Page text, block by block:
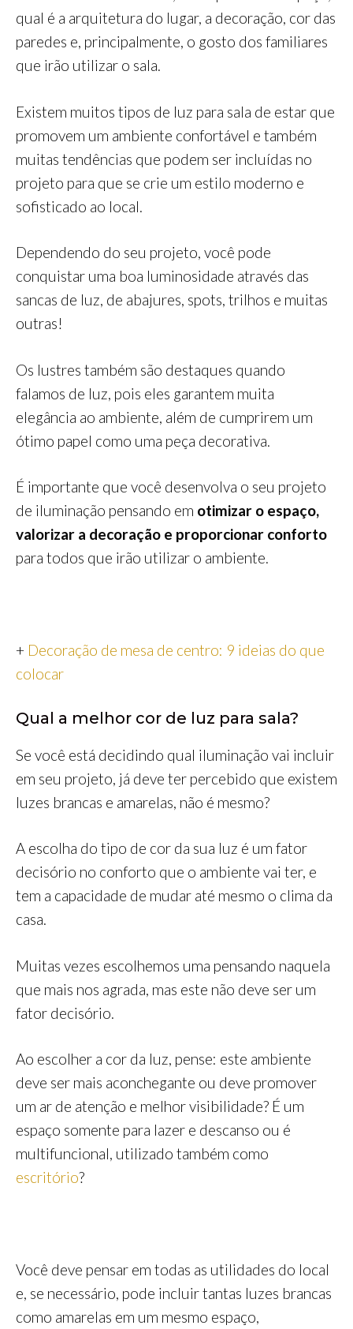
qual é a arquitetura do lugar, a decoração, cor das
paredes e, principalmente, o gosto dos familiares
que irão utilizar o sala.
Existem muitos tipos de luz para sala de estar que
promovem um ambiente confortável e também
muitas tendências que podem ser incluídas no
projeto para que se crie um estilo moderno e
sofisticado ao local.
Dependendo do seu projeto, você pode
conquistar uma boa luminosidade através das
sancas de luz, de abajures, spots, trilhos e muitas
outras!
Os lustres também são destaques quando
falamos de luz, pois eles garantem muita
elegância ao ambiente, além de cumprirem um
ótimo papel como uma peça decorativa.
É importante que você desenvolva o seu projeto
de iluminação pensando em otimizar o espaço,
valorizar a decoração e proporcionar conforto
para todos que irão utilizar o ambiente.
+ Decoração de mesa de centro: 9 ideias do que
colocar
Qual a melhor cor de luz para sala?
Se você está decidindo qual iluminação vai incluir
em seu projeto, já deve ter percebido que existem
luzes brancas e amarelas, não é mesmo?
A escolha do tipo de cor da sua luz é um fator
decisório no conforto que o ambiente vai ter, e
tem a capacidade de mudar até mesmo o clima da
casa.
Muitas vezes escolhemos uma pensando naquela
que mais nos agrada, mas este não deve ser um
fator decisório.
Ao escolher a cor da luz, pense: este ambiente
deve ser mais aconchegante ou deve promover
um ar de atenção e melhor visibilidade? É um
espaço somente para lazer e descanso ou é
multifuncional, utilizado também como
escritório?
Você deve pensar em todas as utilidades do local
e, se necessário, pode incluir tantas luzes brancas
como amarelas em um mesmo espaço,